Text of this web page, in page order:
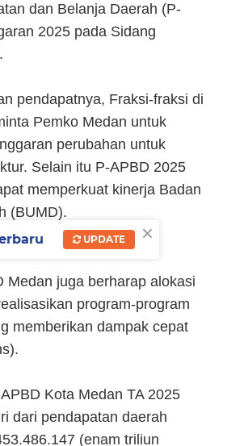
dan Belanja Daerah (P-
2025 pada Sidang
pendapatnya, Fraksi-fraksi di
Pemko Medan untuk
perubahan untuk
Selain itu P-APBD 2025
memperkuat kinerja Badan
(BUMD).
Medan juga berharap alokasi
program-program
memberikan dampak cepat
Kota Medan TA 2025
dari pendapatan daerah
(enam triliun
×
UPDATE